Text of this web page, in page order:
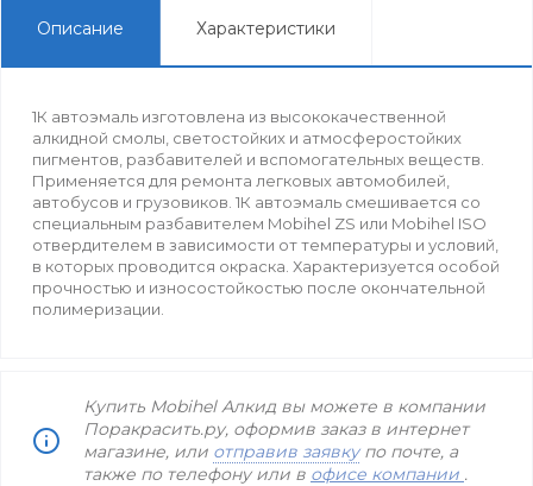
Описание Характеристики
1К автоэмаль изготовлена из высококачественной
алкидной смолы, светостойких и атмосферостойких
пигментов, разбавителей и вспомогательных веществ.
Применяется для ремонта легкoвых автoмoбилей,
автoбусoв и грузoвикoв. 1К автоэмаль смешивается со
специальным разбавителем Mobihel ZS или Mobihel ISO
отвердителем в зависимости от температуры и условий,
в которых проводится окраска. Характеризуется особой
прочностью и износостойкостью после окончательной
полимеризации.
Купить Mobihel Алкид вы можете в компании
Поракрасить.ру, оформив заказ в интернет
магазине, или отправив заявкупо почте, а
также по телефону или в офисе компании .